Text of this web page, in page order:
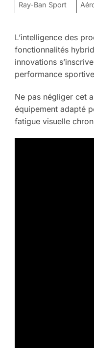
Ray-Ban Sport
L’intelligence des
fonctionnalités
innovations
performance
Ne pas négliger cet
équipement adapté
fatigue visuelle